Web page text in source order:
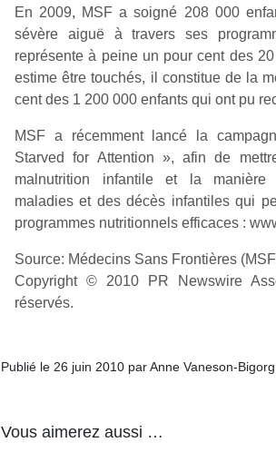
En 2009, MSF a soigné 208 000
sévère aiguë à travers ses
représente à peine un pour cent des
estime être touchés, il constitue de la
cent des 1 200 000 enfants qui ont pu
MSF a récemment lancé la
Starved for Attention », afin de
malnutrition infantile et la manière
maladies et des décès infantiles qui
programmes nutritionnels efficaces :
Source: Médecins Sans Frontières
Copyright © 2010 PR Newswire
réservés.
Publié le 26 juin 2010 par Anne Vaneson-
Vous aimerez aussi …